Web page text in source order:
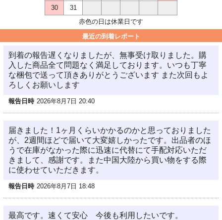
30
31
赤色の日は休業日です
最近の到着レポート
到着の報告遅くなりましたが、無事受け取りました。購
入した商品全て問題なく満足しております。いつも丁寧
な梱包で送って頂きありがとうございます また次回もよ
ろしくお願いします
報告日時 2026年8月7日 20:40
届きました！1ヶ月くらいかかるのかと思っておりました
が、2週間ほどで届いて大変嬉しかったです。出品者のほ
うで在庫がなかった際に迅速に代替にて手配対応いただ
きまして、感謝です。また中国大陸から買い物をする際
に使わせていただきます。
報告日時 2026年8月7日 18:48
最高です。速くて安心 今後も利用したいです。